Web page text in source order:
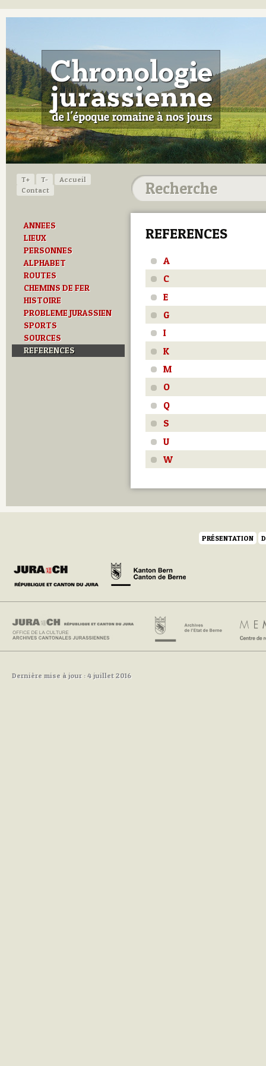
T+ T-
Accueil
Contact
ANNEES
LIEUX
PERSONNES
ALPHABET
ROUTES
CHEMINS DE FER
HISTOIRE
PROBLEME JURASSIEN
SPORTS
SOURCES
REFERENCES
REFERENCES
A
C
E
G
I
K
M
O
Q
S
U
W
PRÉSENTATION
Dernière mise à jour : 4 juillet 2016